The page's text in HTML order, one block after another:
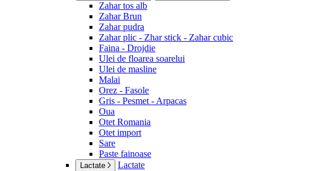
Zahar tos alb
Zahar Brun
Zahar pudra
Zahar plic - Zhar stick - Zahar cubic
Faina - Drojdie
Ulei de floarea soarelui
Ulei de masline
Malai
Orez - Fasole
Gris - Pesmet - Arpacas
Oua
Otet Romania
Otet import
Sare
Paste fainoase
Lactate Lactate